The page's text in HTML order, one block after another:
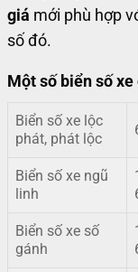
giá mới phù hợp
số đó.
Một số biển số
Biển số xe lộc
phát, phát lộc
Biển số xe ngũ
linh
Biển số xe số
gánh